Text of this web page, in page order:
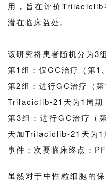
首
页
资
讯
频
用，旨在评价Trilaciclib
潜在临床益处。
该研究将患者随机分为3
第1组：仅GC治疗（第1
第2组：进行GC治疗（
Trilaciclib-21天为1周期
第3组：进行GC治疗（
天加Trilaciclib-21天为1
事件；次要临床终点：
虽然对于中性粒细胞的